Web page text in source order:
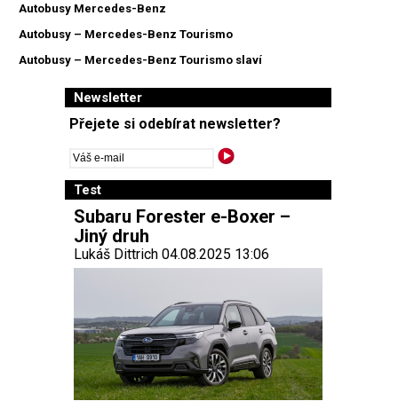
Autobusy Mercedes-Benz
Autobusy – Mercedes-Benz Tourismo
Autobusy – Mercedes-Benz Tourismo slaví
Newsletter
Přejete si odebírat newsletter?
Test
Subaru Forester e-Boxer –
Jiný druh
Lukáš Dittrich 04.08.2025 13:06